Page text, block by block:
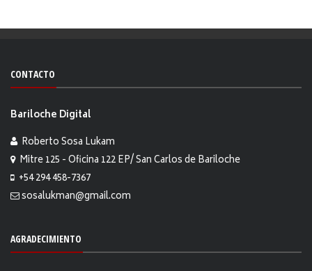
CONTACTO
Bariloche Digital
Roberto Sosa Lukam
Mitre 125 - Oficina 122 EP/ San Carlos de Bariloche
+54 294 458-7367
sosalukman@gmail.com
AGRADECIMIENTO